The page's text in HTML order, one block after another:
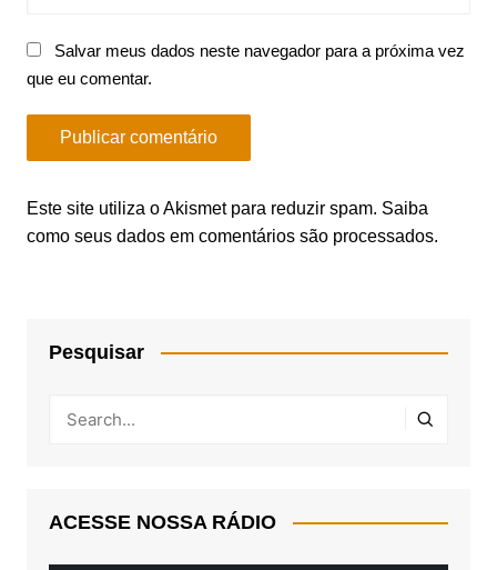
Salvar meus dados neste navegador para a próxima vez
que eu comentar.
Este site utiliza o Akismet para reduzir spam. Saiba
como seus dados em comentários são processados.
Pesquisar
ACESSE NOSSA RÁDIO